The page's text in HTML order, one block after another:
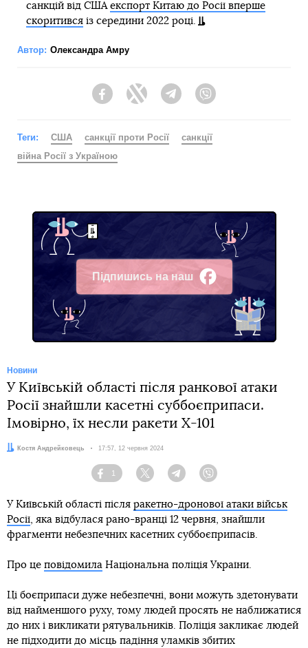
санкцій від США експорт Китаю до Росії вперше
скоритивсяіз середини 2022 році.
Автор: Олександра Амру
FacebookTwitter Telegram
Теги: США санкції проти Росії
санкції
війна Росії з Україною
Підпишись на наш
Facebook
Новини
У Київській області після ранкової атаки
Росії знайшли касетні суббоєприпаси.
Імовірно, їх несли ракети Х-101
Автор:Костя Андрейковець Дата:
17:57, 12 червня 2024
Facebook
1
Twitter TelegramViber
У Київській області після ракетно-дронової атаки військ
Росії, яка відбулася рано-вранці 12 червня, знайшли
фрагменти небезпечних касетних суббоєприпасів.
Про це повідомила Національна поліція України.
Ці боєприпаси дуже небезпечні, вони можуть здетонувати
від найменшого руху, тому людей просять не наближатися
до них і викликати рятувальників. Поліція закликає людей
не підходити до місць падіння уламків збитих